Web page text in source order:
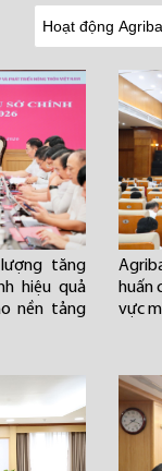
tăng
hiệu quả
nền tảng
huấn
vực